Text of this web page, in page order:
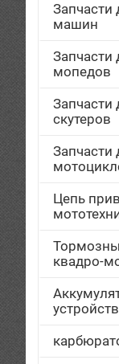
Запчасти
машин
Запчасти
мопедов
Запчасти
скутеров
Запчасти
Цепь
квадро-